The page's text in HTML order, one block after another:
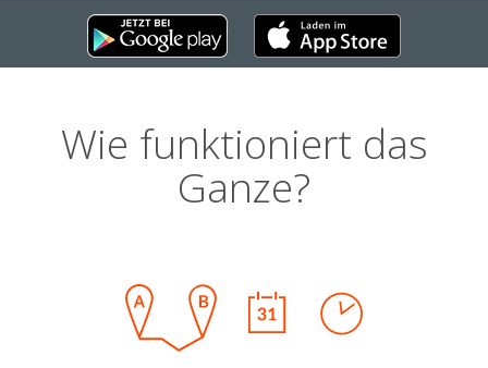
Wie funktioniert das
Ganze?